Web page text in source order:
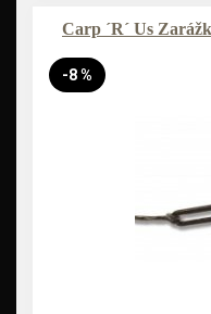
Carp ´R´ Us
-8 %